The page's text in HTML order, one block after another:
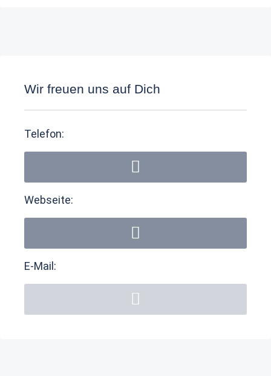
Wir freuen uns auf Dich
Telefon:
Webseite:
E-Mail: